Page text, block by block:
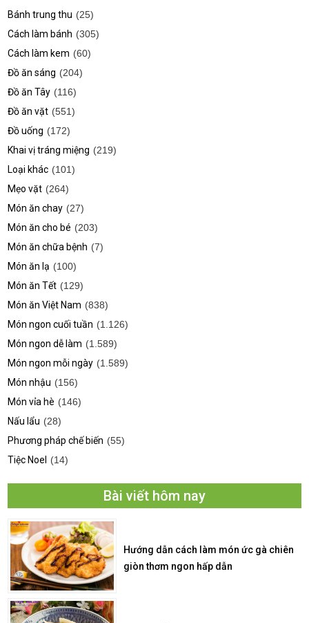
Bánh trung thu (25)
Cách làm bánh (305)
Cách làm kem (60)
Đồ ăn sáng (204)
Đồ ăn Tây (116)
Đồ ăn vặt (551)
Đồ uống (172)
Khai vị tráng miệng (219)
Loại khác (101)
Mẹo vặt (264)
Món ăn chay (27)
Món ăn cho bé (203)
Món ăn chữa bệnh (7)
Món ăn lạ (100)
Món ăn Tết (129)
Món ăn Việt Nam (838)
Món ngon cuối tuần (1.126)
Món ngon dễ làm (1.589)
Món ngon mỗi ngày (1.589)
Món nhậu (156)
Món vỉa hè (146)
Nấu lẩu (28)
Phương pháp chế biến (55)
Tiệc Noel (14)
Bài viết hôm nay
Hướng dẫn cách làm món ức gà chiên
giòn thơm ngon hấp dẫn